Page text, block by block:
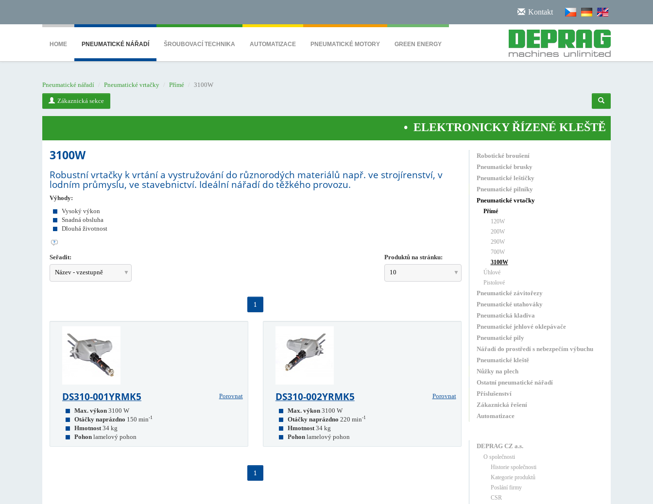
Kontakt
HOME PNEUMATICKÉ NÁŘADÍ ŠROUBOVACÍ TECHNIKA AUTOMATIZACE PNEUMATICKÉ MOTORY GREEN ENERGY
Pneumatické nářadí Pneumatické vrtačky Přímé 3100W
Zákaznická sekce
ELEKTRONICKY ŘÍZENÉ KLEŠTĚ•
3100W
Robustní vrtačky k vrtání a vystružování do různorodých materiálů např. ve strojírenství, v
lodním průmyslu, ve stavebnictví. Ideální nářadí do těžkého provozu.
Výhody:
Vysoký výkon
Snadná obsluha
Dlouhá životnost
Seřadit:
Název - vzestupně
Produktů na stránku:
10
1
DS310-001YRMK5
Porovnat
Max. výkon 3100 W
Otáčky naprázdno 150 min-1
Hmotnost 34 kg
Pohon lamelový pohon
DS310-002YRMK5
Porovnat
Max. výkon 3100 W
Otáčky naprázdno 220 min-1
Hmotnost 34 kg
Pohon lamelový pohon
1
Robotické broušení
Pneumatické brusky
Pneumatické leštičky
Pneumatické pilníky
Pneumatické vrtačky
Přímé
120W
200W
290W
700W
3100W
Úhlové
Pistolové
Pneumatické závitořezy
Pneumatické utahováky
Pneumatická kladiva
Pneumatické jehlové oklepávače
Pneumatické pily
Nářadí do prostředí s nebezpečím výbuchu
Pneumatické kleště
Nůžky na plech
Ostatní pneumatické nářadí
Příslušenství
Zákaznická řešení
Automatizace
DEPRAG CZ a.s.
O společnosti
Historie společnosti
Kategorie produktů
Poslání firmy
CSR